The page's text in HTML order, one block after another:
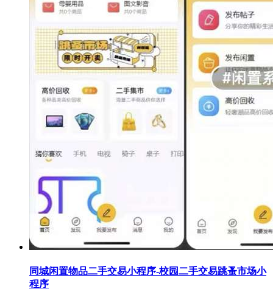
同城闲置物品二手交易小程序-校园二手交易跳蚤市场小
程序